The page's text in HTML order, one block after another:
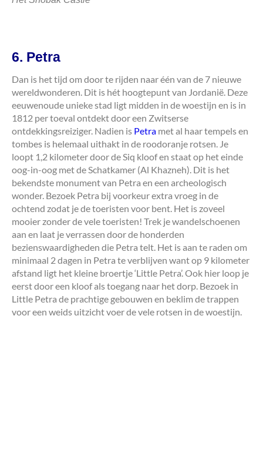
6. Petra
Dan is het tijd om door te rijden naar één van de 7 nieuwe
wereldwonderen. Dit is hét hoogtepunt van Jordanië. Deze
eeuwenoude unieke stad ligt midden in de woestijn en is in
1812 per toeval ontdekt door een Zwitserse
ontdekkingsreiziger. Nadien is Petra met al haar tempels en
tombes is helemaal uithakt in de roodoranje rotsen. Je
loopt 1,2 kilometer door de Siq kloof en staat op het einde
oog-in-oog met de Schatkamer (Al Khazneh). Dit is het
bekendste monument van Petra en een archeologisch
wonder. Bezoek Petra bij voorkeur extra vroeg in de
ochtend zodat je de toeristen voor bent. Het is zoveel
mooier zonder de vele toeristen! Trek je wandelschoenen
aan en laat je verrassen door de honderden
bezienswaardigheden die Petra telt. Het is aan te raden om
minimaal 2 dagen in Petra te verblijven want op 9 kilometer
afstand ligt het kleine broertje ‘Little Petra’. Ook hier loop je
eerst door een kloof als toegang naar het dorp. Bezoek in
Little Petra de prachtige gebouwen en beklim de trappen
voor een weids uitzicht voer de vele rotsen in de woestijn.